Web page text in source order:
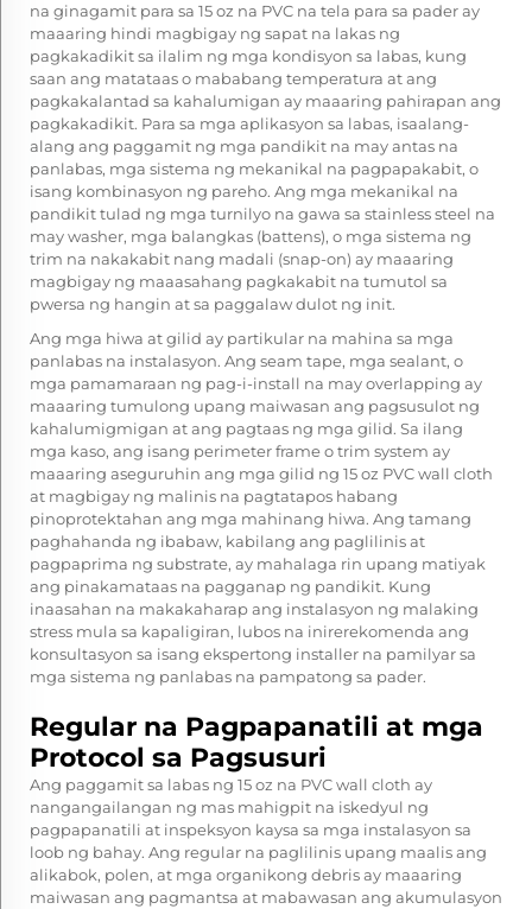
na ginagamit para sa 15 oz na PVC na tela para sa pader ay
maaaring hindi magbigay ng sapat na lakas ng
pagkakadikit sa ilalim ng mga kondisyon sa labas, kung
saan ang matataas o mababang temperatura at ang
pagkakalantad sa kahalumigan ay maaaring pahirapan ang
pagkakadikit. Para sa mga aplikasyon sa labas, isaalang-
alang ang paggamit ng mga pandikit na may antas na
panlabas, mga sistema ng mekanikal na pagpapakabit, o
isang kombinasyon ng pareho. Ang mga mekanikal na
pandikit tulad ng mga turnilyo na gawa sa stainless steel na
may washer, mga balangkas (battens), o mga sistema ng
trim na nakakabit nang madali (snap-on) ay maaaring
magbigay ng maaasahang pagkakabit na tumutol sa
pwersa ng hangin at sa paggalaw dulot ng init.
Ang mga hiwa at gilid ay partikular na mahina sa mga
panlabas na instalasyon. Ang seam tape, mga sealant, o
mga pamamaraan ng pag-i-install na may overlapping ay
maaaring tumulong upang maiwasan ang pagsusulot ng
kahalumigmigan at ang pagtaas ng mga gilid. Sa ilang
mga kaso, ang isang perimeter frame o trim system ay
maaaring aseguruhin ang mga gilid ng 15 oz PVC wall cloth
at magbigay ng malinis na pagtatapos habang
pinoprotektahan ang mga mahinang hiwa. Ang tamang
paghahanda ng ibabaw, kabilang ang paglilinis at
pagpaprima ng substrate, ay mahalaga rin upang matiyak
ang pinakamataas na pagganap ng pandikit. Kung
inaasahan na makakaharap ang instalasyon ng malaking
stress mula sa kapaligiran, lubos na inirerekomenda ang
konsultasyon sa isang ekspertong installer na pamilyar sa
mga sistema ng panlabas na pampatong sa pader.
Regular na Pagpapanatili at mga
Protocol sa Pagsusuri
Ang paggamit sa labas ng 15 oz na PVC wall cloth ay
nangangailangan ng mas mahigpit na iskedyul ng
pagpapanatili at inspeksyon kaysa sa mga instalasyon sa
loob ng bahay. Ang regular na paglilinis upang maalis ang
alikabok, polen, at mga organikong debris ay maaaring
maiwasan ang pagmantsa at mabawasan ang akumulasyon